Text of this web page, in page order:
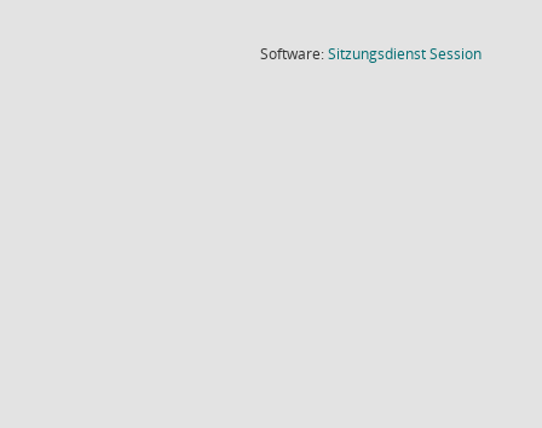
Software:SitzungsdienstSession(Wird in